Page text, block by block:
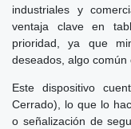
industriales y
ventaja clave en
prioridad, ya que
deseados, algo común
Este dispositivo
Cerrado), lo que lo
o señalización de